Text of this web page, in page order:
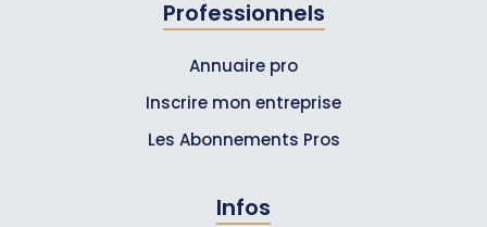
Professionnels
Annuaire pro
Inscrire mon entreprise
Les Abonnements Pros
Infos